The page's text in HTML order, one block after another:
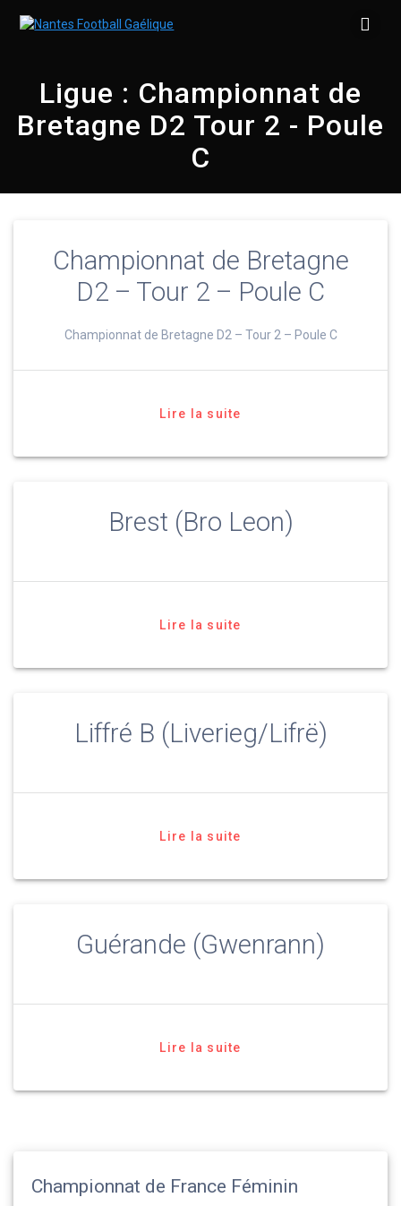
Ligue : Championnat de
Bretagne D2 Tour 2 - Poule
C
Championnat de Bretagne
D2 – Tour 2 – Poule C
Championnat de Bretagne D2 – Tour 2 – Poule C
Lire la suite
Brest (Bro Leon)
Lire la suite
Liffré B (Liverieg/Lifrë)
Lire la suite
Guérande (Gwenrann)
Lire la suite
Championnat de France Féminin